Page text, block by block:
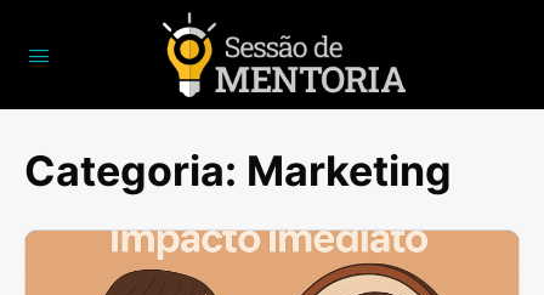
Categoria: Marketing